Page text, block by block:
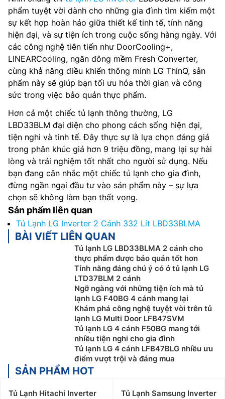
phẩm tuyệt vời dành cho những gia đình tìm kiếm một
sự kết hợp hoàn hảo giữa thiết kế tinh tế, tính năng
hiện đại, và sự tiện ích trong cuộc sống hàng ngày. Với
các công nghệ tiên tiến như DoorCooling+,
LINEARCooling, ngăn đông mềm Fresh Converter,
cùng khả năng điều khiển thông minh LG ThinQ, sản
phẩm này sẽ giúp bạn tối ưu hóa thời gian và công
sức trong việc bảo quản thực phẩm.
Hơn cả một chiếc tủ lạnh thông thường, LG
LBD33BLM đại diện cho phong cách sống hiện đại,
tiện nghi và tinh tế. Đây thực sự là lựa chọn đáng giá
trong phân khúc giá hơn 9 triệu đồng, mang lại sự hài
lòng và trải nghiệm tốt nhất cho người sử dụng. Nếu
bạn đang cân nhắc một chiếc tủ lạnh cho gia đình,
đừng ngần ngại đầu tư vào sản phẩm này – sự lựa
chọn sẽ không làm bạn thất vọng.
Sản phẩm liên quan
Tủ Lạnh LG Inverter 2 Cánh 332 Lít LBD33BLMA
BÀI VIẾT LIÊN QUAN
Tủ lạnh LG LBD33BLMA 2 cánh cho
thực phẩm được bảo quản tốt hơn
Tính năng đáng chú ý có ở tủ lạnh LG
LTD37BLM 2 cánh
Ngỡ ngàng với những tiện ích mà tủ
lạnh LG F40BG 4 cánh mang lại
Khám phá công nghệ tuyệt vời trên tủ
lạnh LG Multi Door LFB47SVM
Tủ lạnh LG 4 cánh F50BG mang tới
nhiều tiện nghi cho gia đình
Tủ lạnh LG 4 cánh LFB47BLG nhiều ưu
điểm vượt trội và đáng mua
SẢN PHẨM HOT
Tủ Lạnh Hitachi Inverter
Tủ Lạnh Samsung Inverter